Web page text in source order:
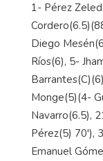
1- Pérez
Diego
Ríos(6), 5-
Monge(5)(4-
Navarro(6.5),
Pérez(5) 70'),
Emanuel